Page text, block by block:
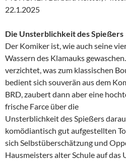
22.1.2025
Die Unsterblichkeit des Spießers
Der Komiker ist, wie auch seine
Wassern des Klamauks
verzichtet, was zum klassischen
bedient sich souverän aus dem
BRD, zaubert dann aber eine
frische Farce über die
Unsterblichkeit des Spießers
komödiantisch gut aufgestellten
sich Selbstüberschätzung und
Hausmeisters alter Schule auf das